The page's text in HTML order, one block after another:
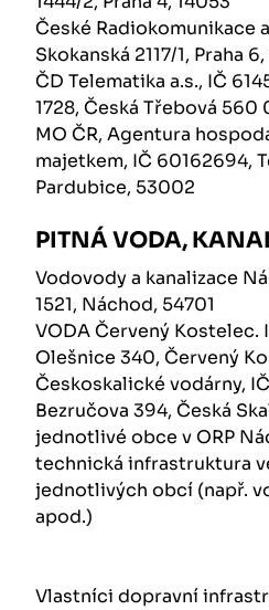
České Radiokomunikace
Skokanská 2117/1, Praha
ČD Telematika a.s., IČ
1728, Česká Třebová 560
MO ČR, Agentura
majetkem, IČ 60162694,
Pardubice, 53002
PITNÁ VODA,
Vodovody a kanalizace
1521, Náchod, 54701
VODA Červený Kostelec.
Olešnice 340, Červený
Českoskalické vodárny,
Bezručova 394, Česká
jednotlivé obce v ORP
technická infrastruktura
jednotlivých obcí (např.
apod.)
Vlastníci dopravní